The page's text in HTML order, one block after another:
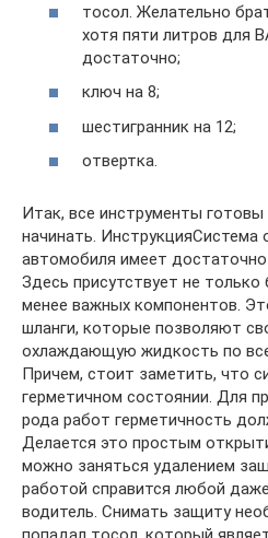
тосол. Желательно
хотя пяти литров для
достаточно;
ключ на 8;
шестигранник на 12;
отвертка.
Итак, все инструменты
начинать. ИнструкцияСистема
автомобиля имеет
Здесь присутствует не только
менее важных компонентов.
шланги, которые позволяют
охлаждающую жидкость по
Причем, стоит заметить, что
герметичном состоянии. Для
рода работ герметичность
Делается это простым
можно заняться удалением
работой справится любой
водитель. Снимать защиту